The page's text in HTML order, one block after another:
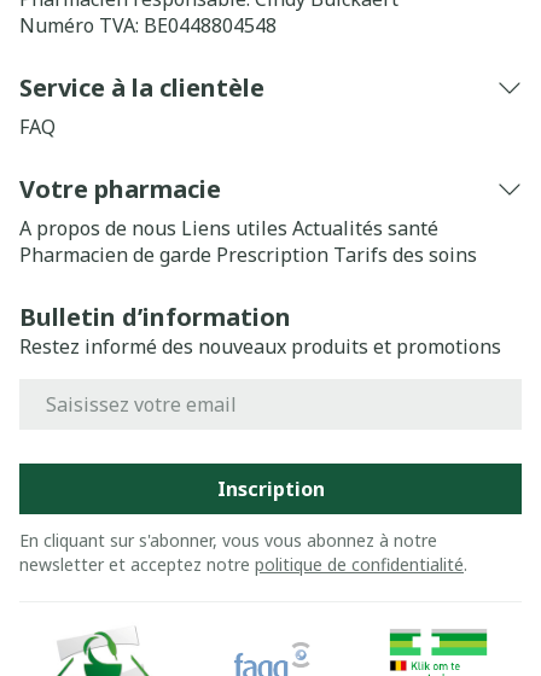
Numéro TVA: BE0448804548
Service à la clientèle
FAQ
Votre pharmacie
A propos de nous Liens utiles Actualités santé
Pharmacien de garde Prescription Tarifs des soins
Bulletin d’information
Restez informé des nouveaux produits et promotions
Inscription
En cliquant sur s'abonner, vous vous abonnez à notre
newsletter et acceptez notre politique de confidentialité.